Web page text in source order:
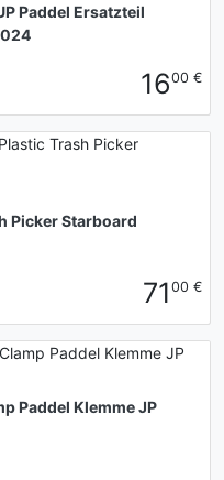
Paddel Ersatzteil
1600 €
Picker Starboard
71 00 €
Paddel Klemme JP